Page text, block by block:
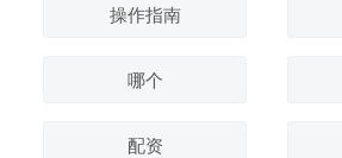
操作指南
哪个
配资